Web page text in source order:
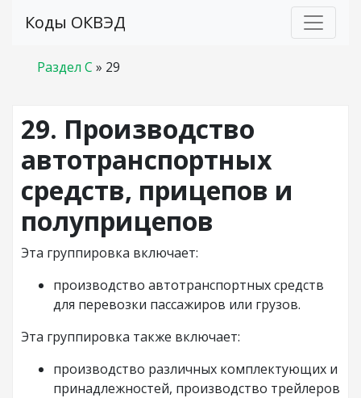
Коды ОКВЭД
Раздел C » 29
29. Производство
автотранспортных
средств, прицепов и
полуприцепов
Эта группировка включает:
производство автотранспортных средств
для перевозки пассажиров или грузов.
Эта группировка также включает:
производство различных комплектующих и
принадлежностей, производство трейлеров